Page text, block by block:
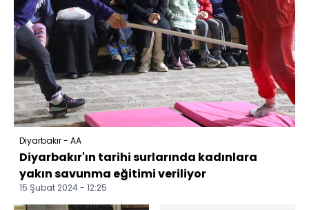
Diyarbakır - AA
Diyarbakır'ın tarihi surlarında kadınlara
yakın savunma eğitimi veriliyor
15 Şubat 2024 - 12:25